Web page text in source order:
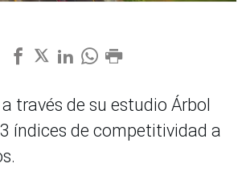
través de su estudio Árbol
índices de competitividad a